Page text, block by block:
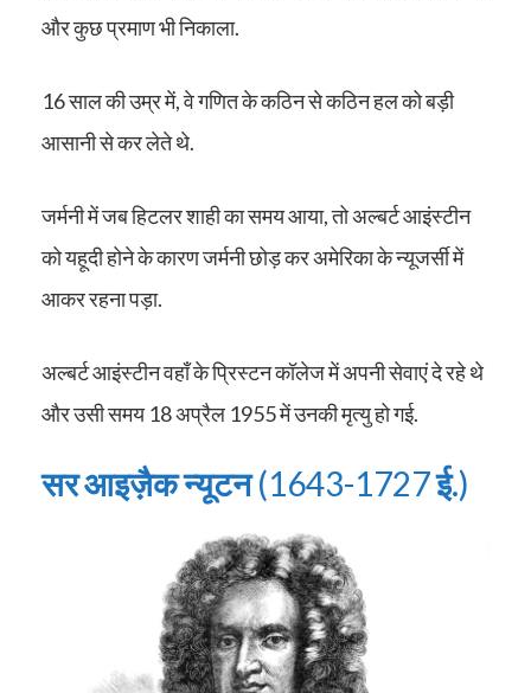
और कुछ प्रमाण भी निकाला.
16 साल की उम्र में, वे गणित के कठिन से कठिन हल को बड़ी
आसानी से कर लेते थे.
जर्मनी में जब हिटलर शाही का समय आया, तो अल्बर्ट आइंस्टीन
को यहूदी होने के कारण जर्मनी छोड़ कर अमेरिका के न्यूजर्सी में
आकर रहना पड़ा.
अल्बर्ट आइंस्टीन वहाँ के प्रिस्टन कॉलेज में अपनी सेवाएं दे रहे थे
और उसी समय 18 अप्रैल 1955 में उनकी मृत्यु हो गई.
सर आइज़ैक न्यूटन(1643-1727ई.)